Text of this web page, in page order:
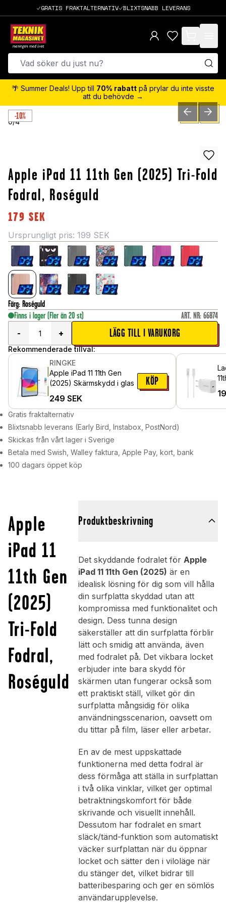
GRATIS FRAKTALTERNATIV BLIXTSNABB LEVERANS
items in cart,
🌴 Summer Deals! Upp till 70% rabatt på prylar du inte visste
att du behövde →
-10%
0/4 PREVIOUSNEXT
Apple iPad 11 11th Gen (2025) Tri-Fold
Fodral, Roséguld
179 SEK
Ursprungligt pris: 199 SEK
Färg: Roséguld
Finns i lager (Fler än 20 st) ART. NR: 66874
-
+ LÄGG TILL I VARUKORG
Rekommenderade tillval:
RINGKE
Apple iPad 11 11th Gen
(2025) Skärmskydd i glas
249 SEK
KÖP
Gratis fraktalternativ
Blixtsnabb leverans (Early Bird, Instabox, PostNord)
Skickas från vårt lager i Sverige
Betala med Swish, Walley faktura, Apple Pay, kort, bank
100 dagars öppet köp
Apple
iPad 11
11th Gen
(2025)
Tri-Fold
Fodral,
Roséguld
Produktbeskrivning
Det skyddande fodralet för Apple
iPad 11 11th Gen (2025) är en
idealisk lösning för dig som vill hålla
din surfplatta skyddad utan att
kompromissa med funktionalitet och
design. Dess tunna design
säkerställer att din surfplatta förblir
lätt och smidig att använda, även
med fodralet på. Det vikbara locket
erbjuder inte bara skydd för
skärmen utan fungerar också som
ett praktiskt ställ, vilket gör din
surfplatta mångsidig för olika
användningsscenarion, oavsett om
du tittar på film, läser eller arbetar.
En av de mest uppskattade
funktionerna med detta fodral är
dess förmåga att ställa in surfplattan
i två olika vinklar, vilket ger optimal
betraktningskomfort för både
skrivande och visuellt innehåll.
Dessutom har fodralet en smart
släck/tänd-funktion som automatiskt
väcker surfplattan när du öppnar
locket och sätter den i viloläge när
du stänger det, vilket bidrar till
batteribesparing och ger en sömlös
användarupplevelse.